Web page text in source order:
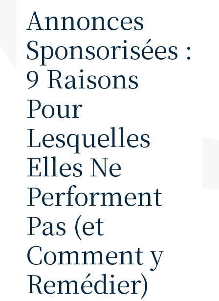
Annonces
Sponsorisées :
9 Raisons
Pour
Lesquelles
Elles Ne
Performent
Pas (et
Comment y
Remédier)